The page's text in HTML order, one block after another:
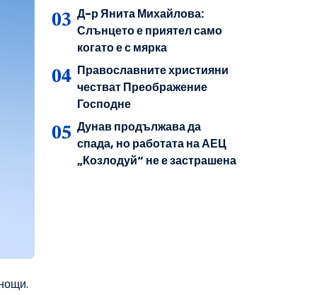
Д-р Янита Михайлова:
Слънцето е приятел само
когато е с мярка
Православните християни
честват Преображение
Господне
Дунав продължава да
спада, но работата на АЕЦ
„Козлодуй“ не е застрашена